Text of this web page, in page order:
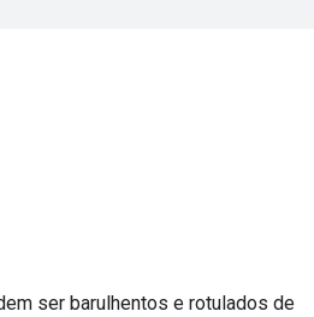
ser barulhentos e rotulados de